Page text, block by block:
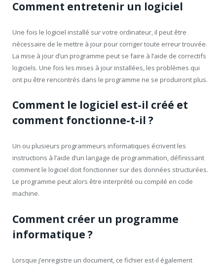
Comment entretenir un logiciel
Une fois le logiciel installé sur votre ordinateur, il peut être
nécessaire de le mettre à jour pour corriger toute erreur trouvée.
La mise à jour d’un programme peut se faire à l’aide de correctifs
logiciels. Une fois les mises à jour installées, les problèmes qui
ont pu être rencontrés dans le programme ne se produiront plus.
Comment le logiciel est-il créé et
comment fonctionne-t-il ?
Un ou plusieurs programmeurs informatiques écrivent les
instructions à l’aide d’un langage de programmation, définissant
comment le logiciel doit fonctionner sur des données structurées.
Le programme peut alors être interprété ou compilé en code
machine.
Comment créer un programme
informatique ?
Lorsque j’enregistre un document, ce fichier est-il également